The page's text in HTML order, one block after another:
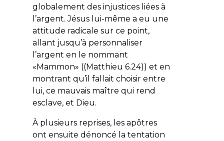
globalement des injustices liées à
l’argent. Jésus lui-même a eu une
attitude radicale sur ce point,
allant jusqu’à personnaliser
l’argent en le nommant
«Mammon» ((Matthieu 6.24)) et en
montrant qu’il fallait choisir entre
lui, ce mauvais maître qui rend
esclave, et Dieu.
À plusieurs reprises, les apôtres
ont ensuite dénoncé la tentation